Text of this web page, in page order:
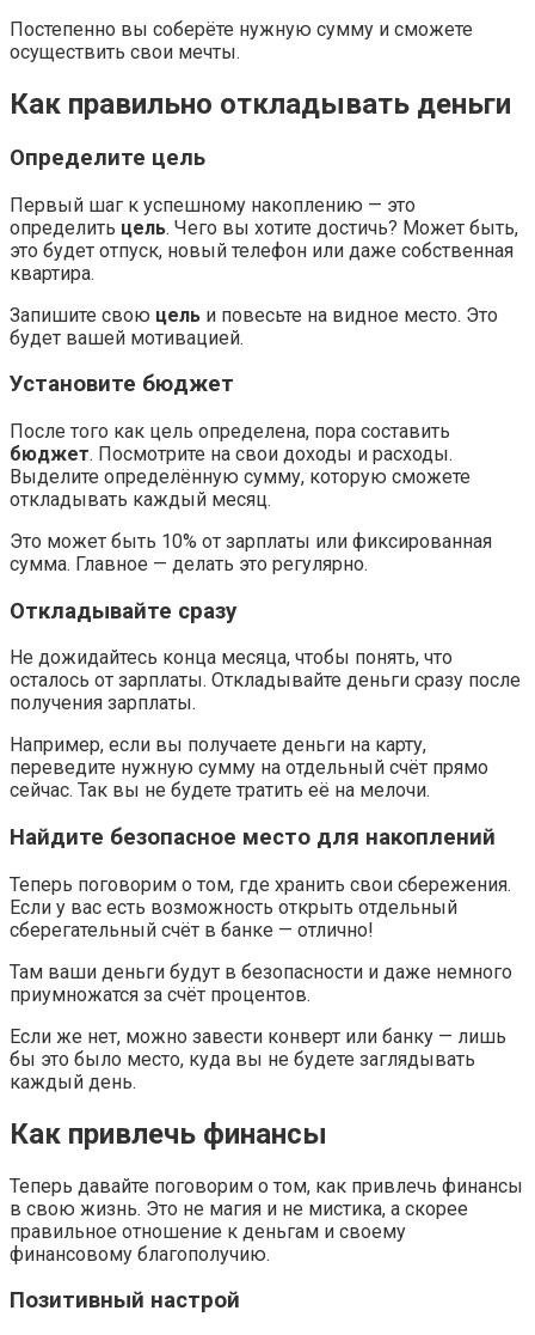
Постепенно вы соберёте нужную сумму и сможете
осуществить свои мечты.
Как правильно откладывать деньги
Определите цель
Первый шаг к успешному накоплению — это
определить цель. Чего вы хотите достичь? Может быть,
это будет отпуск, новый телефон или даже собственная
квартира.
Запишите свою цель и повесьте на видное место. Это
будет вашей мотивацией.
Установите бюджет
После того как цель определена, пора составить
бюджет. Посмотрите на свои доходы и расходы.
Выделите определённую сумму, которую сможете
откладывать каждый месяц.
Это может быть 10% от зарплаты или фиксированная
сумма. Главное — делать это регулярно.
Откладывайте сразу
Не дожидайтесь конца месяца, чтобы понять, что
осталось от зарплаты. Откладывайте деньги сразу после
получения зарплаты.
Например, если вы получаете деньги на карту,
переведите нужную сумму на отдельный счёт прямо
сейчас. Так вы не будете тратить её на мелочи.
Найдите безопасное место для накоплений
Теперь поговорим о том, где хранить свои сбережения.
Если у вас есть возможность открыть отдельный
сберегательный счёт в банке — отлично!
Там ваши деньги будут в безопасности и даже немного
приумножатся за счёт процентов.
Если же нет, можно завести конверт или банку — лишь
бы это было место, куда вы не будете заглядывать
каждый день.
Как привлечь финансы
Теперь давайте поговорим о том, как привлечь финансы
в свою жизнь. Это не магия и не мистика, а скорее
правильное отношение к деньгам и своему
финансовому благополучию.
Позитивный настрой